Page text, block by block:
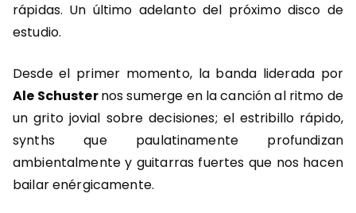
rápidas. Un último adelanto del próximo disco de
estudio.
Desde el primer momento, la banda liderada por
Ale Schusternos sumerge en la canción al ritmo de
un grito jovial sobre decisiones; el estribillo rápido,
synths que paulatinamente profundizan
ambientalmente y guitarras fuertes que nos hacen
bailar enérgicamente.